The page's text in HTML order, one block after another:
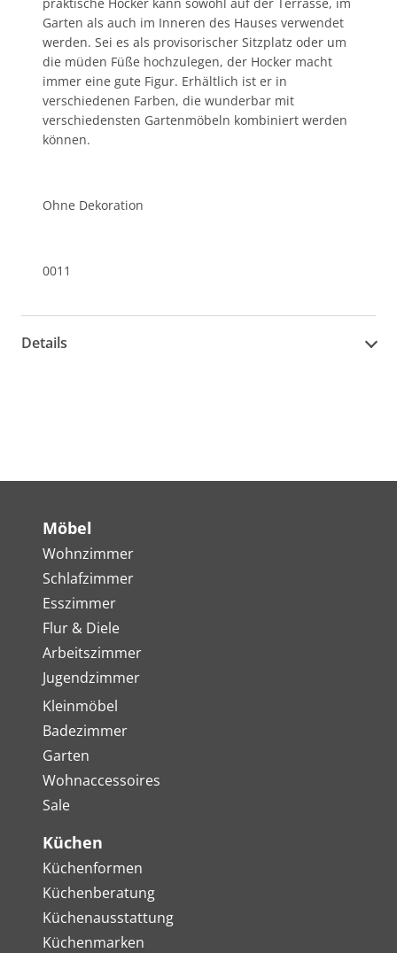
Garten als auch im Inneren des Hauses verwendet
werden. Sei es als provisorischer Sitzplatz oder um
die müden Füße hochzulegen, der Hocker macht
immer eine gute Figur. Erhältlich ist er in
verschiedenen Farben, die wunderbar mit
verschiedensten Gartenmöbeln kombiniert werden
können.
Ohne Dekoration
0011
Details
Möbel
Wohnzimmer
Schlafzimmer
Esszimmer
Flur & Diele
Arbeitszimmer
Jugendzimmer
Kleinmöbel
Badezimmer
Garten
Wohnaccessoires
Sale
Küchen
Küchenformen
Küchenberatung
Küchenausstattung
Küchenmarken